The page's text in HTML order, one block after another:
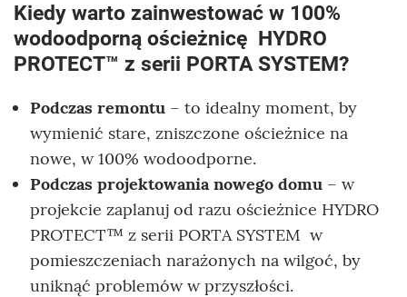
Kiedy warto zainwestować w 100%
wodoodporną ościeżnicę HYDRO
PROTECT™ z serii PORTA SYSTEM?
Podczas remontu – to idealny moment, by
wymienić stare, zniszczone ościeżnice na
nowe, w 100% wodoodporne.
Podczas projektowania nowego domu – w
projekcie zaplanuj od razu ościeżnice HYDRO
PROTECT™ z serii PORTA SYSTEM w
pomieszczeniach narażonych na wilgoć, by
uniknąć problemów w przyszłości.